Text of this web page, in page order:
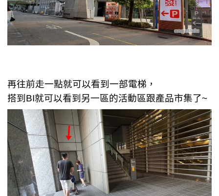
再往前走一點就可以看到一部電梯，
搭到BI就可以看到另一區的活動區跟產品市集了~